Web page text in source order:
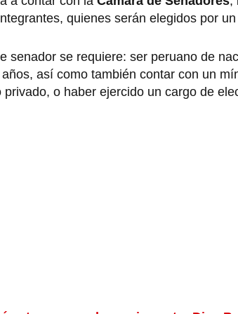
quienes serán elegidos por
senador se requiere: ser peruano de
así como también contar con un
o haber ejercido un cargo de